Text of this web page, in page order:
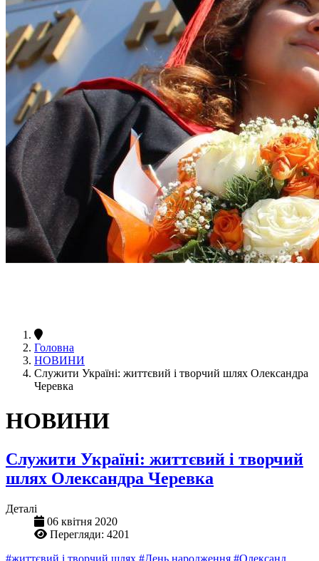
Головна
НОВИНИ
Служити Україні: життєвий і творчий шлях Олександра
Черевка
НОВИНИ
Служити Україні: життєвий і творчий
шлях Олександра Черевка
Деталі
06 квітня 2020
Перегляди: 4201
#життєвий і творчий шлях #День народження #Олександ